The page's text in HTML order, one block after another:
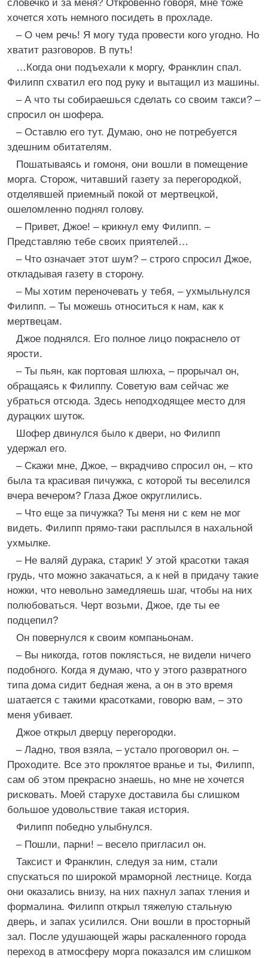
словечко и за меня? Откровенно говоря, мне тоже
хочется хоть немного посидеть в прохладе.
– О чем речь! Я могу туда провести кого угодно. Но
хватит разговоров. В путь!
…Когда они подъехали к моргу, Франклин спал.
Филипп схватил его под руку и вытащил из машины.
– А что ты собираешься сделать со своим такси? –
спросил он шофера.
– Оставлю его тут. Думаю, оно не потребуется
здешним обитателям.
Пошатываясь и гомоня, они вошли в помещение
морга. Сторож, читавший газету за перегородкой,
отделявшей приемный покой от мертвецкой,
ошеломленно поднял голову.
– Привет, Джое! – крикнул ему Филипп. –
Представляю тебе своих приятелей…
– Что означает этот шум? – строго спросил Джое,
откладывая газету в сторону.
– Мы хотим переночевать у тебя, – ухмыльнулся
Филипп. – Ты можешь относиться к нам, как к
мертвецам.
Джое поднялся. Его полное лицо покраснело от
ярости.
– Ты пьян, как портовая шлюха, – прорычал он,
обращаясь к Филиппу. Советую вам сейчас же
убраться отсюда. Здесь неподходящее место для
дурацких шуток.
Шофер двинулся было к двери, но Филипп
удержал его.
– Скажи мне, Джое, – вкрадчиво спросил он, – кто
была та красивая пичужка, с которой ты веселился
вчера вечером? Глаза Джое округлились.
– Что еще за пичужка? Ты меня ни с кем не мог
видеть. Филипп прямо-таки расплылся в нахальной
ухмылке.
– Не валяй дурака, старик! У этой красотки такая
грудь, что можно закачаться, а к ней в придачу такие
ножки, что невольно замедляешь шаг, чтобы на них
полюбоваться. Черт возьми, Джое, где ты ее
подцепил?
Он повернулся к своим компаньонам.
– Вы никогда, готов поклясться, не видели ничего
подобного. Когда я думаю, что у этого развратного
типа дома сидит бедная жена, а он в это время
шатается с такими красотками, говорю вам, – это
меня убивает.
Джое открыл дверцу перегородки.
– Ладно, твоя взяла, – устало проговорил он. –
Проходите. Все это проклятое вранье и ты, Филипп,
сам об этом прекрасно знаешь, но мне не хочется
рисковать. Моей старухе доставила бы слишком
большое удовольствие такая история.
Филипп победно улыбнулся.
– Пошли, парни! – весело пригласил он.
Таксист и Франклин, следуя за ним, стали
спускаться по широкой мраморной лестнице. Когда
они оказались внизу, на них пахнул запах тления и
формалина. Филипп открыл тяжелую стальную
дверь, и запах усилился. Они вошли в просторный
зал. После удушающей жары раскаленного города
переход в атмосферу морга показался им слишком